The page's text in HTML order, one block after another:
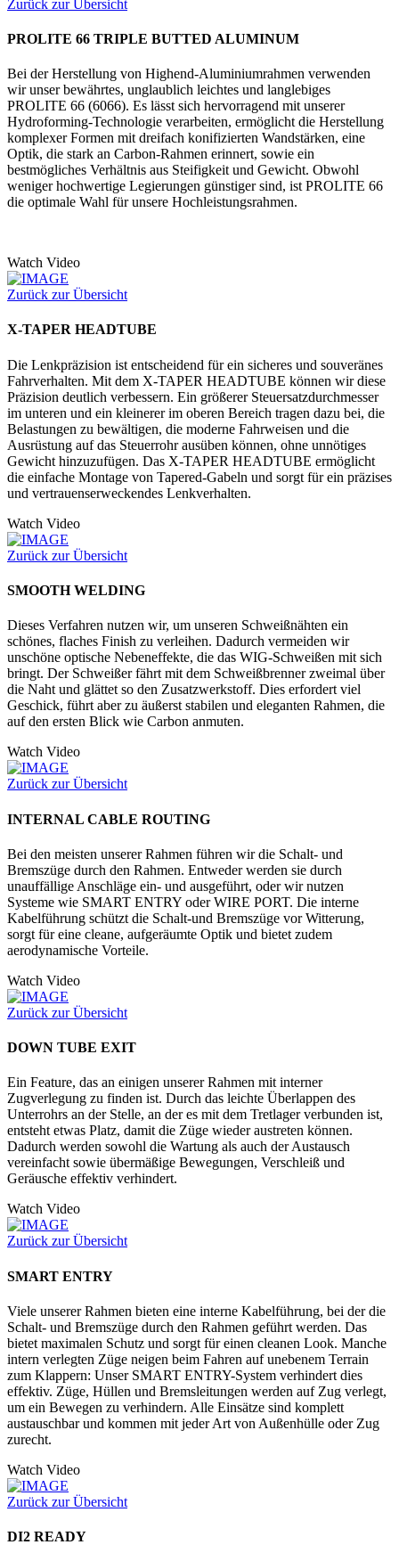
Zurück zur Übersicht
PROLITE 66 TRIPLE BUTTED ALUMINUM
Bei der Herstellung von Highend-Aluminiumrahmen verwenden
wir unser bewährtes, unglaublich leichtes und langlebiges
PROLITE 66 (6066). Es lässt sich hervorragend mit unserer
Hydroforming-Technologie verarbeiten, ermöglicht die Herstellung
komplexer Formen mit dreifach konifizierten Wandstärken, eine
Optik, die stark an Carbon-Rahmen erinnert, sowie ein
bestmögliches Verhältnis aus Steifigkeit und Gewicht. Obwohl
weniger hochwertige Legierungen günstiger sind, ist PROLITE 66
die optimale Wahl für unsere Hochleistungsrahmen.
Watch Video
Zurück zur Übersicht
X-TAPER HEADTUBE
Die Lenkpräzision ist entscheidend für ein sicheres und souveränes
Fahrverhalten. Mit dem X-TAPER HEADTUBE können wir diese
Präzision deutlich verbessern. Ein größerer Steuersatzdurchmesser
im unteren und ein kleinerer im oberen Bereich tragen dazu bei, die
Belastungen zu bewältigen, die moderne Fahrweisen und die
Ausrüstung auf das Steuerrohr ausüben können, ohne unnötiges
Gewicht hinzuzufügen. Das X-TAPER HEADTUBE ermöglicht
die einfache Montage von Tapered-Gabeln und sorgt für ein präzises
und vertrauenserweckendes Lenkverhalten.
Watch Video
Zurück zur Übersicht
SMOOTH WELDING
Dieses Verfahren nutzen wir, um unseren Schweißnähten ein
schönes, flaches Finish zu verleihen. Dadurch vermeiden wir
unschöne optische Nebeneffekte, die das WIG-Schweißen mit sich
bringt. Der Schweißer fährt mit dem Schweißbrenner zweimal über
die Naht und glättet so den Zusatzwerkstoff. Dies erfordert viel
Geschick, führt aber zu äußerst stabilen und eleganten Rahmen, die
auf den ersten Blick wie Carbon anmuten.
Watch Video
Zurück zur Übersicht
INTERNAL CABLE ROUTING
Bei den meisten unserer Rahmen führen wir die Schalt- und
Bremszüge durch den Rahmen. Entweder werden sie durch
unauffällige Anschläge ein- und ausgeführt, oder wir nutzen
Systeme wie SMART ENTRY oder WIRE PORT. Die interne
Kabelführung schützt die Schalt-und Bremszüge vor Witterung,
sorgt für eine cleane, aufgeräumte Optik und bietet zudem
aerodynamische Vorteile.
Watch Video
Zurück zur Übersicht
DOWN TUBE EXIT
Ein Feature, das an einigen unserer Rahmen mit interner
Zugverlegung zu finden ist. Durch das leichte Überlappen des
Unterrohrs an der Stelle, an der es mit dem Tretlager verbunden ist,
entsteht etwas Platz, damit die Züge wieder austreten können.
Dadurch werden sowohl die Wartung als auch der Austausch
vereinfacht sowie übermäßige Bewegungen, Verschleiß und
Geräusche effektiv verhindert.
Watch Video
Zurück zur Übersicht
SMART ENTRY
Viele unserer Rahmen bieten eine interne Kabelführung, bei der die
Schalt- und Bremszüge durch den Rahmen geführt werden. Das
bietet maximalen Schutz und sorgt für einen cleanen Look. Manche
intern verlegten Züge neigen beim Fahren auf unebenem Terrain
zum Klappern: Unser SMART ENTRY-System verhindert dies
effektiv. Züge, Hüllen und Bremsleitungen werden auf Zug verlegt,
um ein Bewegen zu verhindern. Alle Einsätze sind komplett
austauschbar und kommen mit jeder Art von Außenhülle oder Zug
zurecht.
Watch Video
Zurück zur Übersicht
DI2 READY